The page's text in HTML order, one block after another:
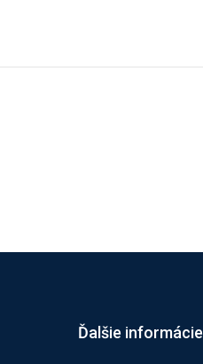
Ďalšie informácie